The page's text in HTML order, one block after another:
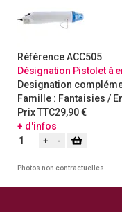
RéférenceACC505
Désignation Pistolet à
Designation
Famille : Fantaisies /
Prix TTC29,90 €
+ d'infos
Photos non contractuelles